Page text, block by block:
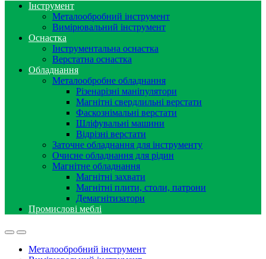
Інструмент
Металообробний інструмент
Вимірювальний інструмент
Оснастка
Інструментальна оснастка
Верстатна оснастка
Обладнання
Металообробне обладнання
Різенарізні маніпулятори
Магнітні свердлильні верстати
Фаскознімальні верстати
Шліфувальні машини
Відрізні верстати
Заточне обладнання для інструменту
Очисне обладнання для рідин
Магнітне обладнання
Магнітні захвати
Магнітні плити, столи, патрони
Демагнітизатори
Промислові меблі
Металообробний інструмент